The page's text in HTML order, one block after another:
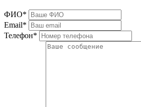
ФИО*
Email*
Телефон*